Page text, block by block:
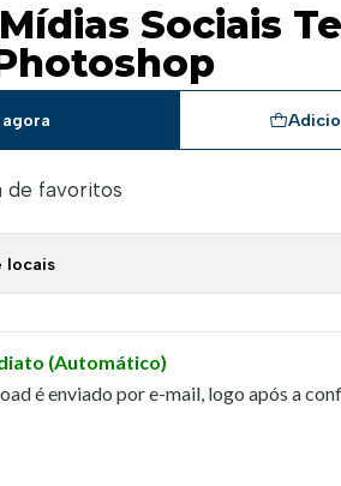
Sociais
de favoritos
locais
(Automático)
é enviado por e-mail, logo após a